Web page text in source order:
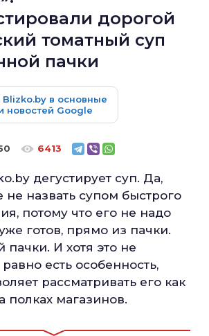
дорогой
томатный суп
пачки
Blizko.by в основные
новостей Google
6413
дегустирует суп. Да,
не назвать супом быстрого
потому что его не надо
готов, прямо из пачки.
пачки. И хотя это не
есть особенность,
рассматривать его как
полках магазинов.